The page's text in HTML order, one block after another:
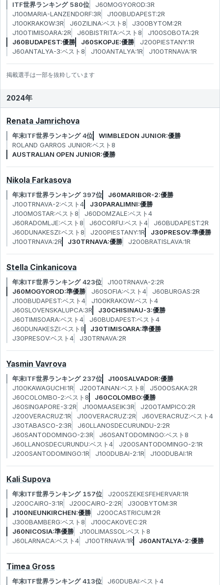
ITF世界ランキング 580位
J60MOGYOROD:3R
J100MARIA-LANZENDORF:3R
J100BUDAPEST:2R
J100KRAKOW:3R
J60ZILINA:ベスト8
J300BYTOM:2R
J100TIMISOARA:2R
J60BISTRITA:ベスト8
J100SOBOTA:2R
J60BUDAPEST:優勝
J60SKOPJE:優勝
J200PIESTANY:1R
J60ANTALYA-3:ベスト8
J100ANTALYA:1R J100TRNAVA:1R
掲載選手は一部を抜粋しています
2024年
Renata Jamrichova
年末ITF世界ランキング 4位
WIMBLEDON JUNIOR:優勝
ROLAND GARROS JUNIOR:ベスト8
AUSTRALIAN OPEN JUNIOR:優勝
Nikola Farkasova
年末ITF世界ランキング 397位
J60MARIBOR-2:優勝
J100TRNAVA-2:ベスト4
J30PARALIMNI:優勝
J100MOSTAR:ベスト8
J60DOMZALE:ベスト4
J60RADOMLJE:ベスト8
J60CORFU:ベスト4
J60BUDAPEST:2R
J60DUNAKESZI:ベスト8
J200PIESTANY:1R
J30PRESOV:準優勝
J100TRNAVA:2R
J30TRNAVA:優勝 J200BRATISLAVA:1R
Stella Cinkanicova
年末ITF世界ランキング 423位
J100TRNAVA-2:2R
J60MOGYOROD:準優勝
J60SOFIA:ベスト4
J60BURGAS:2R
J100BUDAPEST:ベスト4
J100KRAKOW:ベスト4
J60SLOVENSKALUPCA:3R
J30CHISINAU-3:優勝
J60TIMISOARA:ベスト4
J60BUDAPEST:ベスト4
J60DUNAKESZI:ベスト8
J30TIMISOARA:準優勝
J30PRESOV:ベスト4
J30TRNAVA:2R
Yasmin Vavrova
年末ITF世界ランキング 237位
J100SALVADOR:優勝
J100KAWAGUCHI:1R
J200TAINAN:ベスト8
J500OSAKA:2R
J60COLOMBO-2:ベスト8
J60COLOMBO:優勝
J60SINGAPORE-3:2R
J100MAASEIK:3R
J200TAMPICO:2R
J200VERACRUZ:1R
J100VERACRUZ:2R
J60VERACRUZ:ベスト4
J30TABASCO-2:3R
J60LLANOSDECURUNDU-2:2R
J60SANTODOMINGO-2:3R
J60SANTODOMINGO:ベスト8
J60LLANOSDECURUNDU:ベスト4
J200SANTODOMINGO-2:1R
J200SANTODOMINGO:1R
J100DUBAI-2:1R J100DUBAI:1R
Kali Supova
年末ITF世界ランキング 157位
J200SZEKESFEHERVAR:1R
J200CAIRO-3:1R
J200CAIRO-2:2R
J300BYTOM:3R
J100NEUNKIRCHEN:優勝
J200CASTRICUM:2R
J300BAMBERG:ベスト8
J100CAKOVEC:2R
J60NICOSIA:準優勝
J100LIMASSOL:ベスト8
J60LARNACA:ベスト4
J100TRNAVA:1R J60ANTALYA-2:優勝
Timea Gross
年末ITF世界ランキング 413位 J60DUBAI:ベスト4